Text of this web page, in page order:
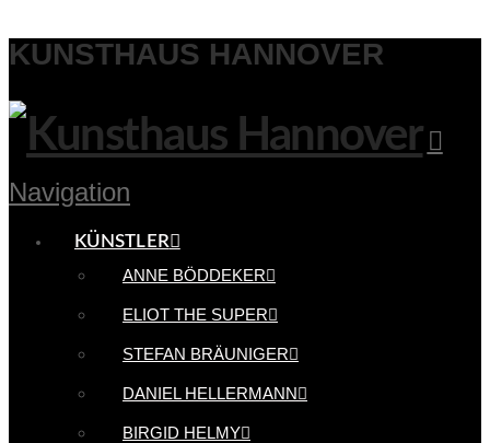
KUNSTHAUS HANNOVER
Navigation
KÜNSTLER
ANNE BÖDDEKER
ELIOT THE SUPER
STEFAN BRÄUNIGER
DANIEL HELLERMANN
BIRGID HELMY